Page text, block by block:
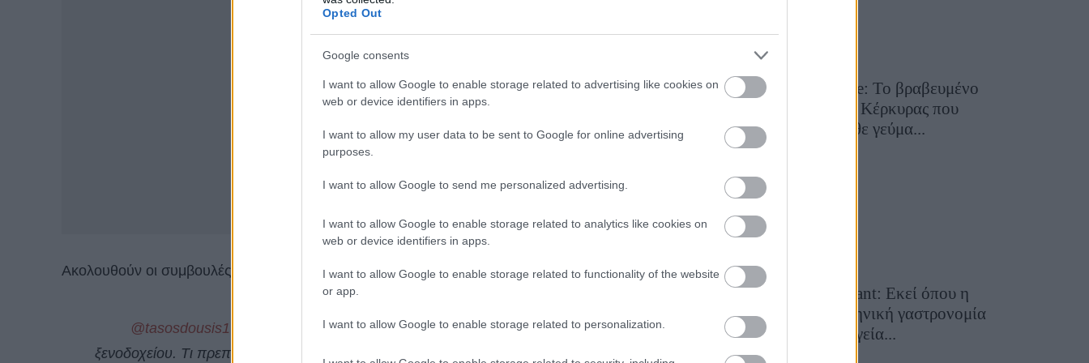
Opted Out
Google consents
I want to allow Google to enable storage related to advertising like cookies on
web or device identifiers in apps.
I want to allow my user data to be sent to Google for online advertising
purposes.
I want to allow Google to send me personalized advertising.
I want to allow Google to enable storage related to analytics like cookies on
web or device identifiers in apps.
I want to allow Google to enable storage related to functionality of the website
or app.
I want to allow Google to enable storage related to personalization.
Ακολουθούν οι συμβουλές του:
@tasosdousis1 Αυτά ειναι τα πιο βρώμικα σημεία σε ενα δωμάτιο
ξενοδοχείου. Τι πρεπει να προσέχουμε τι κάνουμε?
Toula’s Seaside: Το βραβευμένο
εστιατόριο της Κέρκυρας που
μετατρέπει κάθε γεύμα...
28 Ιουλίου 2026, 11:05
Cavos Restaurant: Εκεί όπου η
αυθεντική ελληνική γαστρονομία
συναντά τη μαγεία...
28 Ιουλίου 2026, 10:58